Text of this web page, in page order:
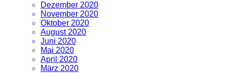
Dezember 2020
November 2020
Oktober 2020
August 2020
Juni 2020
Mai 2020
April 2020
März 2020